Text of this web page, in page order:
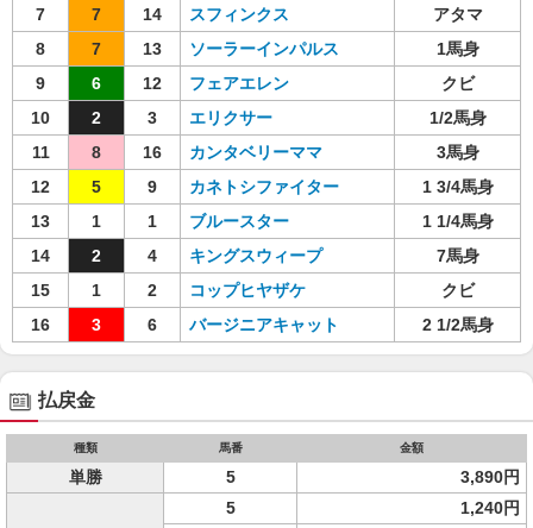
7
7 14 スフィンクス
アタマ
8
7 13 ソーラーインパルス
1馬身
9
6 12 フェアエレン
クビ
10
2 3 エリクサー
1/2馬身
11
8 16 カンタベリーママ
3馬身
12
5 9 カネトシファイター
1 3/4馬身
13
1 1 ブルースター
1 1/4馬身
14
2 4 キングスウィープ
7馬身
15
1 2 コップヒヤザケ
クビ
16
3 6 バージニアキャット 2 1/2馬身
払戻金
種類 馬番 金額
単勝 5 3,890円
5
1,240円